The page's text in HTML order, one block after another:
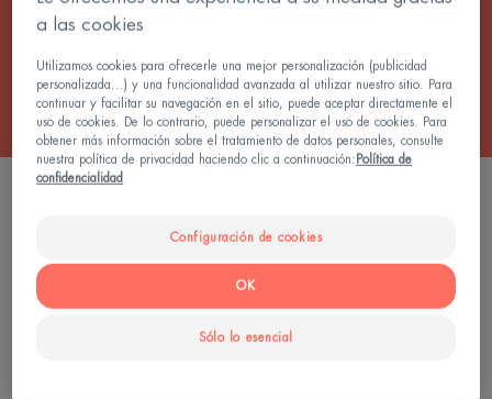
1 resultado "Barras limpiadoras ultrarricas"
limpiador
a las cookies
Utilizamos cookies para ofrecerle una mejor personalización (publicidad
personalizada...) y una funcionalidad avanzada al utilizar nuestro sitio. Para
continuar y facilitar su navegación en el sitio, puede aceptar directamente el
uso de cookies. De lo contrario, puede personalizar el uso de cookies. Para
obtener más información sobre el tratamiento de datos personales, consulte
nuestra política de privacidad haciendo clic a continuación: Política de
confidencialidad
Configuración de cookies
Sólo lo esencial
OK